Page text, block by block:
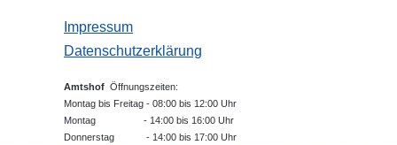
Impressum
Datenschutzerklärung
Amtshof Öffnungszeiten:
Montag bis Freitag - 08:00 bis 12:00 Uhr
Montag - 14:00 bis 16:00 Uhr
Donnerstag - 14:00 bis 17:00 Uhr